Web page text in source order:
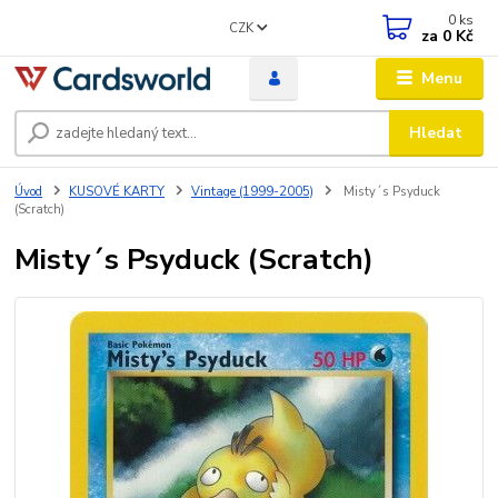
Menu
CZK
Hledat
0 ks
za 0 Kč
Úvod KUSOVÉ KARTY Vintage (1999-2005)
Misty´s Psyduck
(Scratch)
Misty´s Psyduck (Scratch)